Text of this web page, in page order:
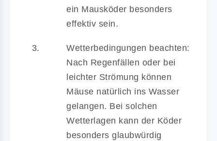
ein Mausköder besonders
effektiv sein.
Wetterbedingungen beachten:
Nach Regenfällen oder bei
leichter Strömung können
Mäuse natürlich ins Wasser
gelangen. Bei solchen
Wetterlagen kann der Köder
besonders glaubwürdig